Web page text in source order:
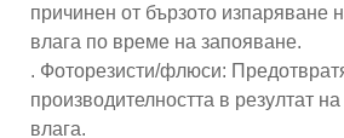
причинен от бързото изпаряване
влага по време на запояване.
. Фоторезисти/флюси:
производителността в резултат
влага.